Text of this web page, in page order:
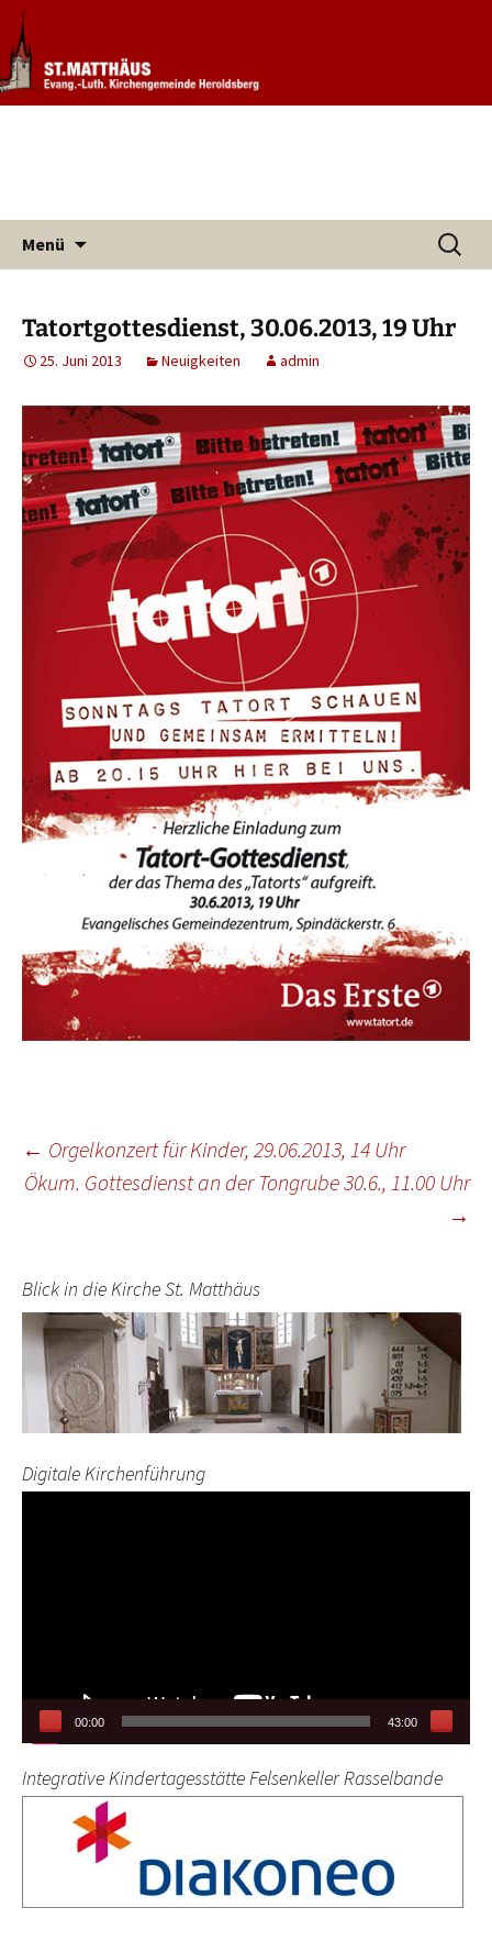
Evang. Kirchengemeinde St.
Matthäus Heroldsberg
Informationen rund um unsere
Kirchengemeinde
Menü
Suchen
nach:
Tatortgottesdienst, 30.06.2013, 19 Uhr
25. Juni 2013 Neuigkeiten admin
Beitragsnavigation
← Orgelkonzert für Kinder, 29.06.2013, 14 Uhr
Ökum. Gottesdienst an der Tongrube 30.6., 11.00 Uhr
→
Blick in die Kirche St. Matthäus
Digitale Kirchenführung
00:00 43:00
Integrative Kindertagesstätte Felsenkeller Rasselbande